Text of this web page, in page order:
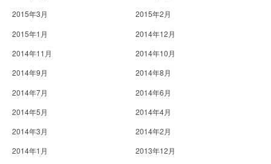
2015年3月
2015年2月
2015年1月
2014年12月
2014年11月
2014年10月
2014年9月
2014年8月
2014年7月
2014年6月
2014年5月
2014年4月
2014年3月
2014年2月
2014年1月
2013年12月